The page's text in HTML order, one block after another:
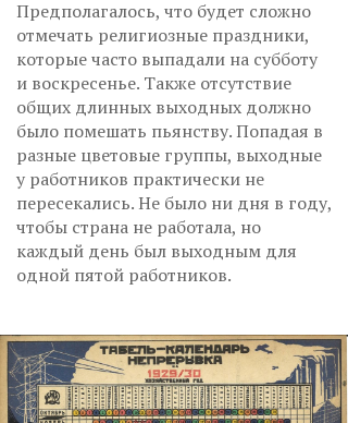
Предполагалось, что будет сложно
отмечать религиозные праздники,
которые часто выпадали на субботу
и воскресенье. Также отсутствие
общих длинных выходных должно
было помешать пьянству. Попадая в
разные цветовые группы, выходные
у работников практически не
пересекались. Не было ни дня в году,
чтобы страна не работала, но
каждый день был выходным для
одной пятой работников.